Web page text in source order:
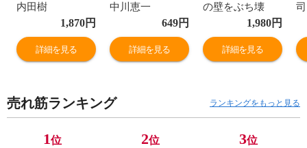
内田樹
1,870円
詳細を見る
中川恵一
649円
詳細を見る
の壁をぶち壊
せ！ /養老孟司
﨑野隆一郎
1,980円
詳細を見る
司
売れ筋ランキング ランキングをもっと見る
1位 2位 3位